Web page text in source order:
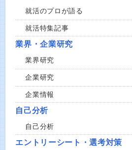
就活のプロが語る
就活特集記事
業界・企業研究
業界研究
企業研究
企業情報
自己分析
自己分析
エントリーシート・選考対策